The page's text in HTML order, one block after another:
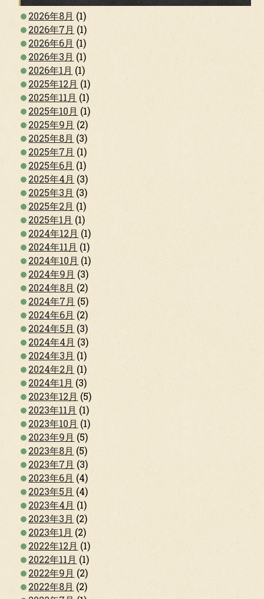
2026年8月 (1)
2026年7月 (1)
2026年6月 (1)
2026年3月 (1)
2026年1月 (1)
2025年12月 (1)
2025年11月 (1)
2025年10月 (1)
2025年9月 (2)
2025年8月 (3)
2025年7月 (1)
2025年6月 (1)
2025年4月 (3)
2025年3月 (3)
2025年2月 (1)
2025年1月 (1)
2024年12月 (1)
2024年11月 (1)
2024年10月 (1)
2024年9月 (3)
2024年8月 (2)
2024年7月 (5)
2024年6月 (2)
2024年5月 (3)
2024年4月 (3)
2024年3月 (1)
2024年2月 (1)
2024年1月 (3)
2023年12月 (5)
2023年11月 (1)
2023年10月 (1)
2023年9月 (5)
2023年8月 (5)
2023年7月 (3)
2023年6月 (4)
2023年5月 (4)
2023年4月 (1)
2023年3月 (2)
2023年1月 (2)
2022年12月 (1)
2022年11月 (1)
2022年9月 (2)
2022年8月 (2)